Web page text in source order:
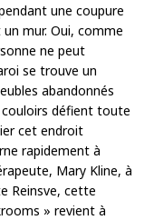
une coupure
mur. Oui, comme
ne peut
se trouve un
abandonnés
couloirs défient toute
cet endroit
rapidement à
Mary Kline, à
Reinsve, cette
» revient à